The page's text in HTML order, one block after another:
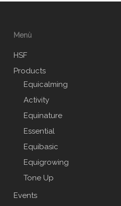
Menù
HSF
Products
Equicalming
Activity
Equinature
Essential
Equibasic
Equigrowing
Tone Up
Events